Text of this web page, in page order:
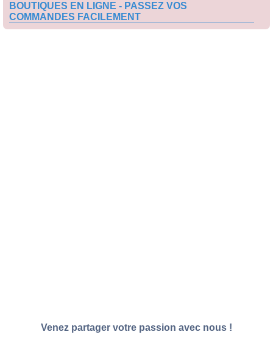
BOUTIQUES EN LIGNE - PASSEZ VOS
COMMANDES FACILEMENT
Venez partager votre passion avec nous !